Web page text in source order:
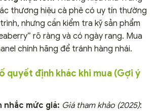
thương hiệu cà phê có uy tín thường
nhưng cần kiểm tra kỹ sản phẩm
rõ ràng và có ngày rang. Mua
chính hãng để tránh hàng nhái.
quyết định khác khi mua (Gợi ý
nhắc mức giá: Giá tham khảo (2025):